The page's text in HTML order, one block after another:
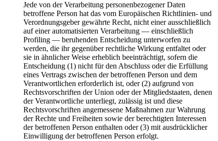
Jede von der Verarbeitung personenbezogener Daten
betroffene Person hat das vom Europäischen Richtlinien- und
Verordnungsgeber gewährte Recht, nicht einer ausschließlich
auf einer automatisierten Verarbeitung — einschließlich
Profiling — beruhenden Entscheidung unterworfen zu
werden, die ihr gegenüber rechtliche Wirkung entfaltet oder
sie in ähnlicher Weise erheblich beeinträchtigt, sofern die
Entscheidung (1) nicht für den Abschluss oder die Erfüllung
eines Vertrags zwischen der betroffenen Person und dem
Verantwortlichen erforderlich ist, oder (2) aufgrund von
Rechtsvorschriften der Union oder der Mitgliedstaaten, denen
der Verantwortliche unterliegt, zulässig ist und diese
Rechtsvorschriften angemessene Maßnahmen zur Wahrung
der Rechte und Freiheiten sowie der berechtigten Interessen
der betroffenen Person enthalten oder (3) mit ausdrücklicher
Einwilligung der betroffenen Person erfolgt.